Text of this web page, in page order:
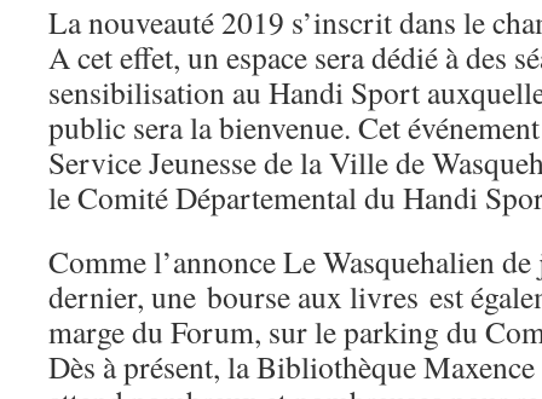
La nouveauté 2019 s’inscrit dans le
A cet effet, un espace sera dédié à des
sensibilisation au Handi Sport
public sera la bienvenue. Cet
Service Jeunesse de la Ville de
le Comité Départemental du Handi
Comme l’annonce Le Wasquehalien
dernier, une bourse aux livres est
marge du Forum, sur le parking du
Dès à présent, la Bibliothèque